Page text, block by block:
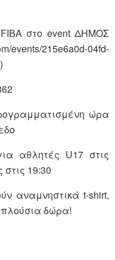
στο event ΔΗΜΟΣ
215e6a0d-04fd-
ώρα
αθλητές U17 στις
19:30
αναμνηστικά t-shirt,
δώρα!